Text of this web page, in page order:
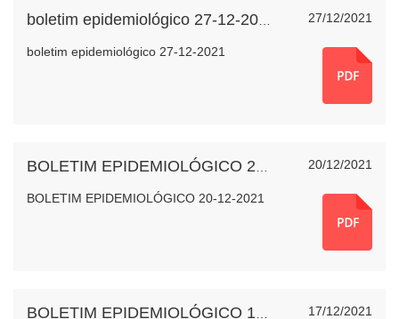
27/12/2021
boletim epidemiológico 27-12-2021
20/12/2021
BOLETIM EPIDEMIOLÓGICO 20-12-2021
17/12/2021